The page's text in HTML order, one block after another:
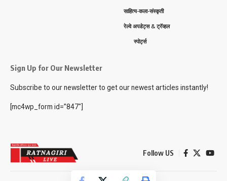
साहित्य-कला-संस्कृती
रेल्वे अपडेट्स & ट्रॅव्हल
स्पोर्ट्स
Sign Up for Our Newsletter
Subscribe to our newsletter to get our newest articles instantly!
[mc4wp_form id=”847″]
Follow US